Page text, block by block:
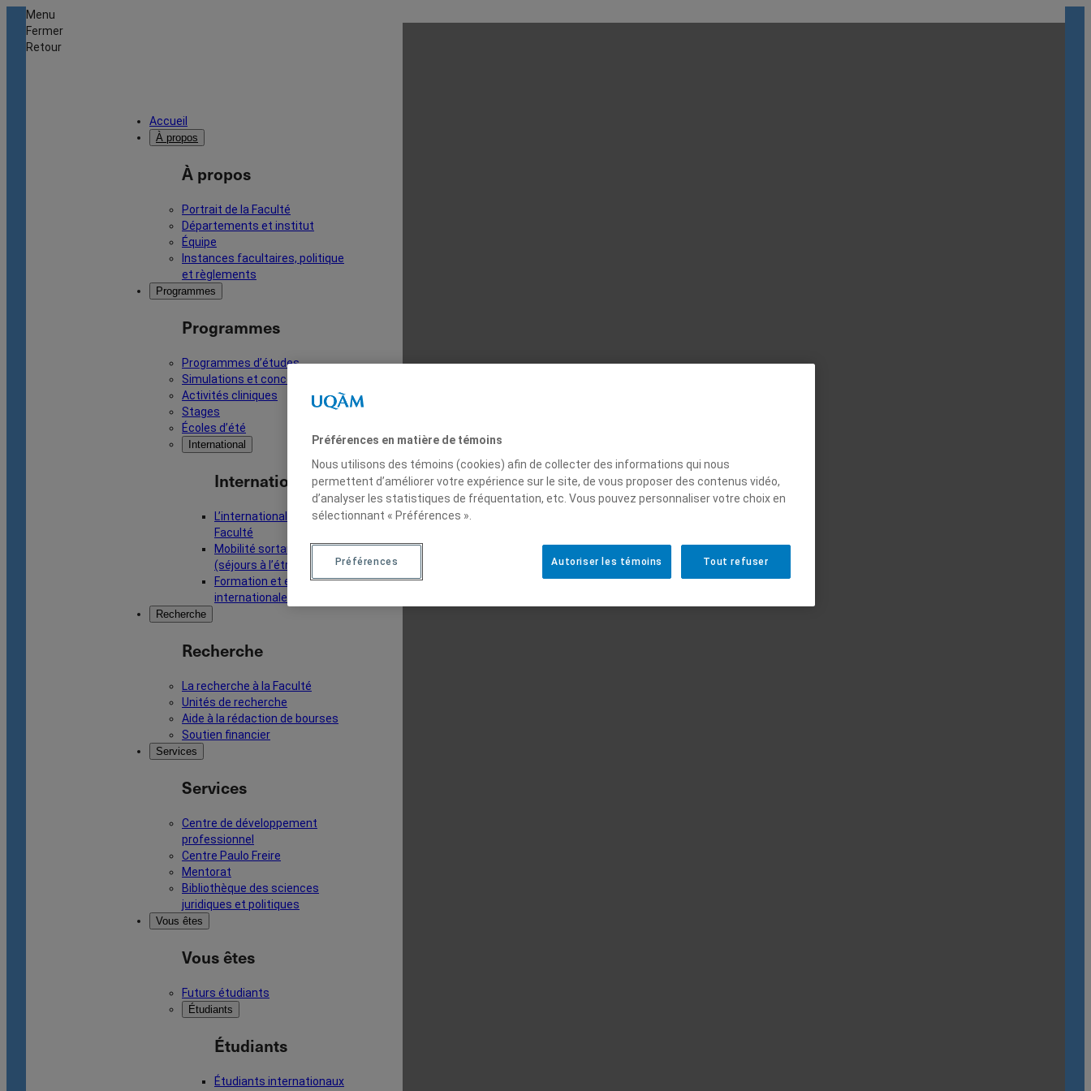
Menu
Fermer
Retour
Accueil
À propos
À propos
Portrait de la Faculté
Départements et institut
Équipe
Instances facultaires, politique
et règlements
Programmes
Programmes
Programmes d’études
Simulations et concours
Activités cliniques
Stages
Écoles d’été
International
International
L’international à la
Faculté
Mobilité sortante
(séjours à l’étranger)
Formation et ententes
internationales
Recherche
Recherche
La recherche à la Faculté
Unités de recherche
Aide à la rédaction de bourses
Soutien financier
Services
Services
Centre de développement
professionnel
Centre Paulo Freire
Mentorat
Bibliothèque des sciences
juridiques et politiques
Vous êtes
Vous êtes
Futurs étudiants
Étudiants
Étudiants
Étudiants internationaux
Préférences en matière de témoins
Nous utilisons des témoins (cookies) afin de collecter des informations qui nous
permettent d’améliorer votre expérience sur le site, de vous proposer des contenus vidéo,
d’analyser les statistiques de fréquentation, etc. Vous pouvez personnaliser votre choix en
sélectionnant « Préférences ».
Tout refuser
Autoriser les témoins
Préférences